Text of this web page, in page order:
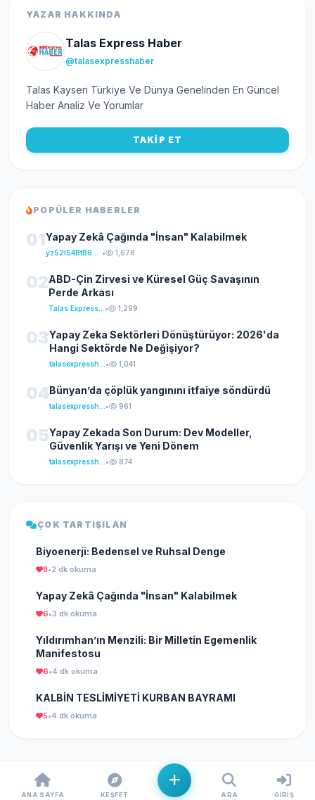
ANA SAYFA KEŞFET ARA GIRIŞ
YAZAR HAKKINDA
Talas Express Haber
@talasexpresshaber
Talas Kayseri Türkiye Ve Dünya Genelinden En Güncel
Haber Analiz Ve Yorumlar
TAKİP ET
POPÜLER HABERLER
01Yapay Zekâ Çağında "İnsan" Kalabilmek
• 1,678
02ABD-Çin Zirvesi ve Küresel Güç Savaşının
Perde Arkası
• 1,299
03Yapay Zeka Sektörleri Dönüştürüyor: 2026'da
Hangi Sektörde Ne Değişiyor?
• 1,041
04Bünyan’da çöplük yangınını itfaiye söndürdü
• 961
05Yapay Zekada Son Durum: Dev Modeller,
Güvenlik Yarışı ve Yeni Dönem
• 874
ÇOK TARTIŞILAN
Biyoenerji: Bedensel ve Ruhsal Denge
8•2 dk okuma
Yapay Zekâ Çağında "İnsan" Kalabilmek
6•3 dk okuma
Yıldırımhan’ın Menzili: Bir Milletin Egemenlik
Manifestosu
6•4 dk okuma
KALBİN TESLİMİYETİ KURBAN BAYRAMI
5•4 dk okuma